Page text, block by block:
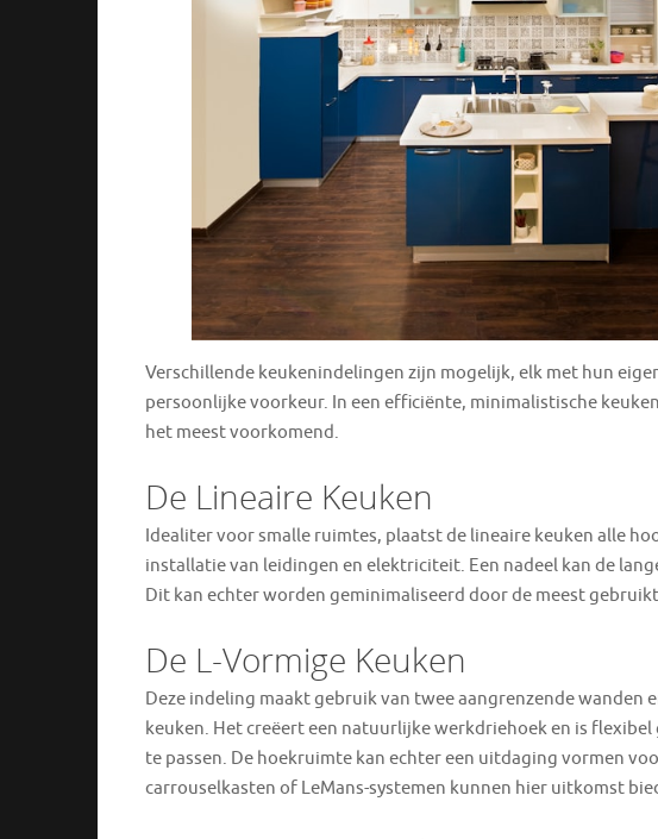
Verschillende keukenindelingen zijn mogelijk, elk met hun
persoonlijke voorkeur. In een efficiënte, minimalistische
het meest voorkomend.
De Lineaire Keuken
Idealiter voor smalle ruimtes, plaatst de lineaire keuken alle
installatie van leidingen en elektriciteit. Een nadeel kan de
Dit kan echter worden geminimaliseerd door de meest
De L-Vormige Keuken
Deze indeling maakt gebruik van twee aangrenzende wanden
keuken. Het creëert een natuurlijke werkdriehoek en is
te passen. De hoekruimte kan echter een uitdaging vormen
carrouselkasten of LeMans-systemen kunnen hier uitkomst